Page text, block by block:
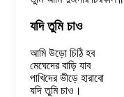
যদি তুমি চাও
আমি উড়ো চিঠি হব
মেঘেদের বাড়ি যাব
পাখিদের ভীড়ে হারাবো
যদি তুমি চাও।